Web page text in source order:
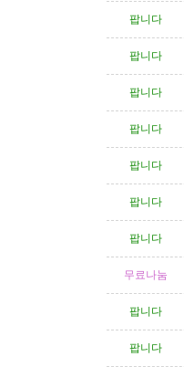
팝니다
팝니다
팝니다
팝니다
팝니다
팝니다
팝니다
무료나눔
팝니다
팝니다